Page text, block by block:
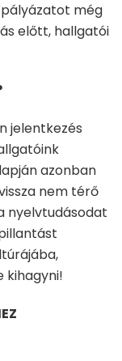
pályázatot még
előtt, hallgatói
jelentkezés
azonban
nem térő
nyelvtudásodat
kihagyni!